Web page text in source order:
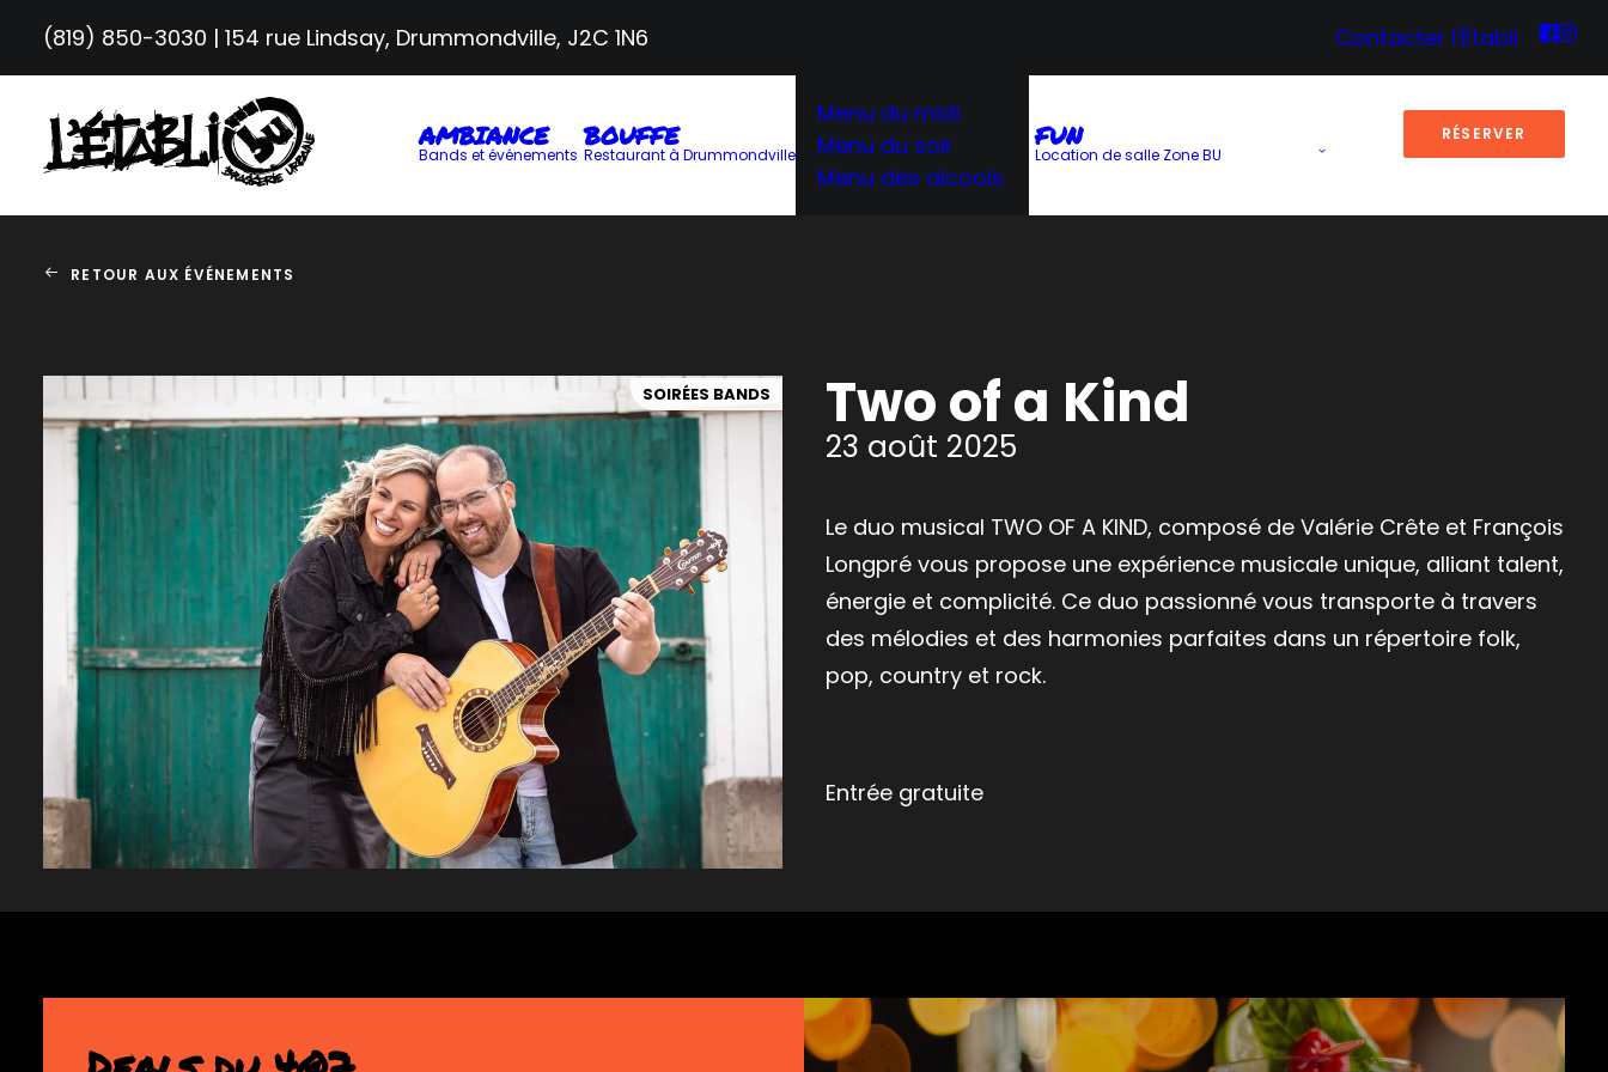
(819) 850-3030 | 154 rue Lindsay, Drummondville, J2C 1N6 Contacter l’Établi
AMBIANCE
Bands et événements
BOUFFE
Restaurant à Drummondville
Menu du midi
Menu du soir
Menu des alcools
FUN
Location de salle Zone BU
RÉSERVER
RETOUR AUX ÉVÉNEMENTS
SOIRÉES BANDS Two of a Kind
23 août 2025
Le duo musical TWO OF A KIND, composé de Valérie Crête et François
Longpré vous propose une expérience musicale unique, alliant talent,
énergie et complicité. Ce duo passionné vous transporte à travers
des mélodies et des harmonies parfaites dans un répertoire folk,
pop, country et rock.
Entrée gratuite